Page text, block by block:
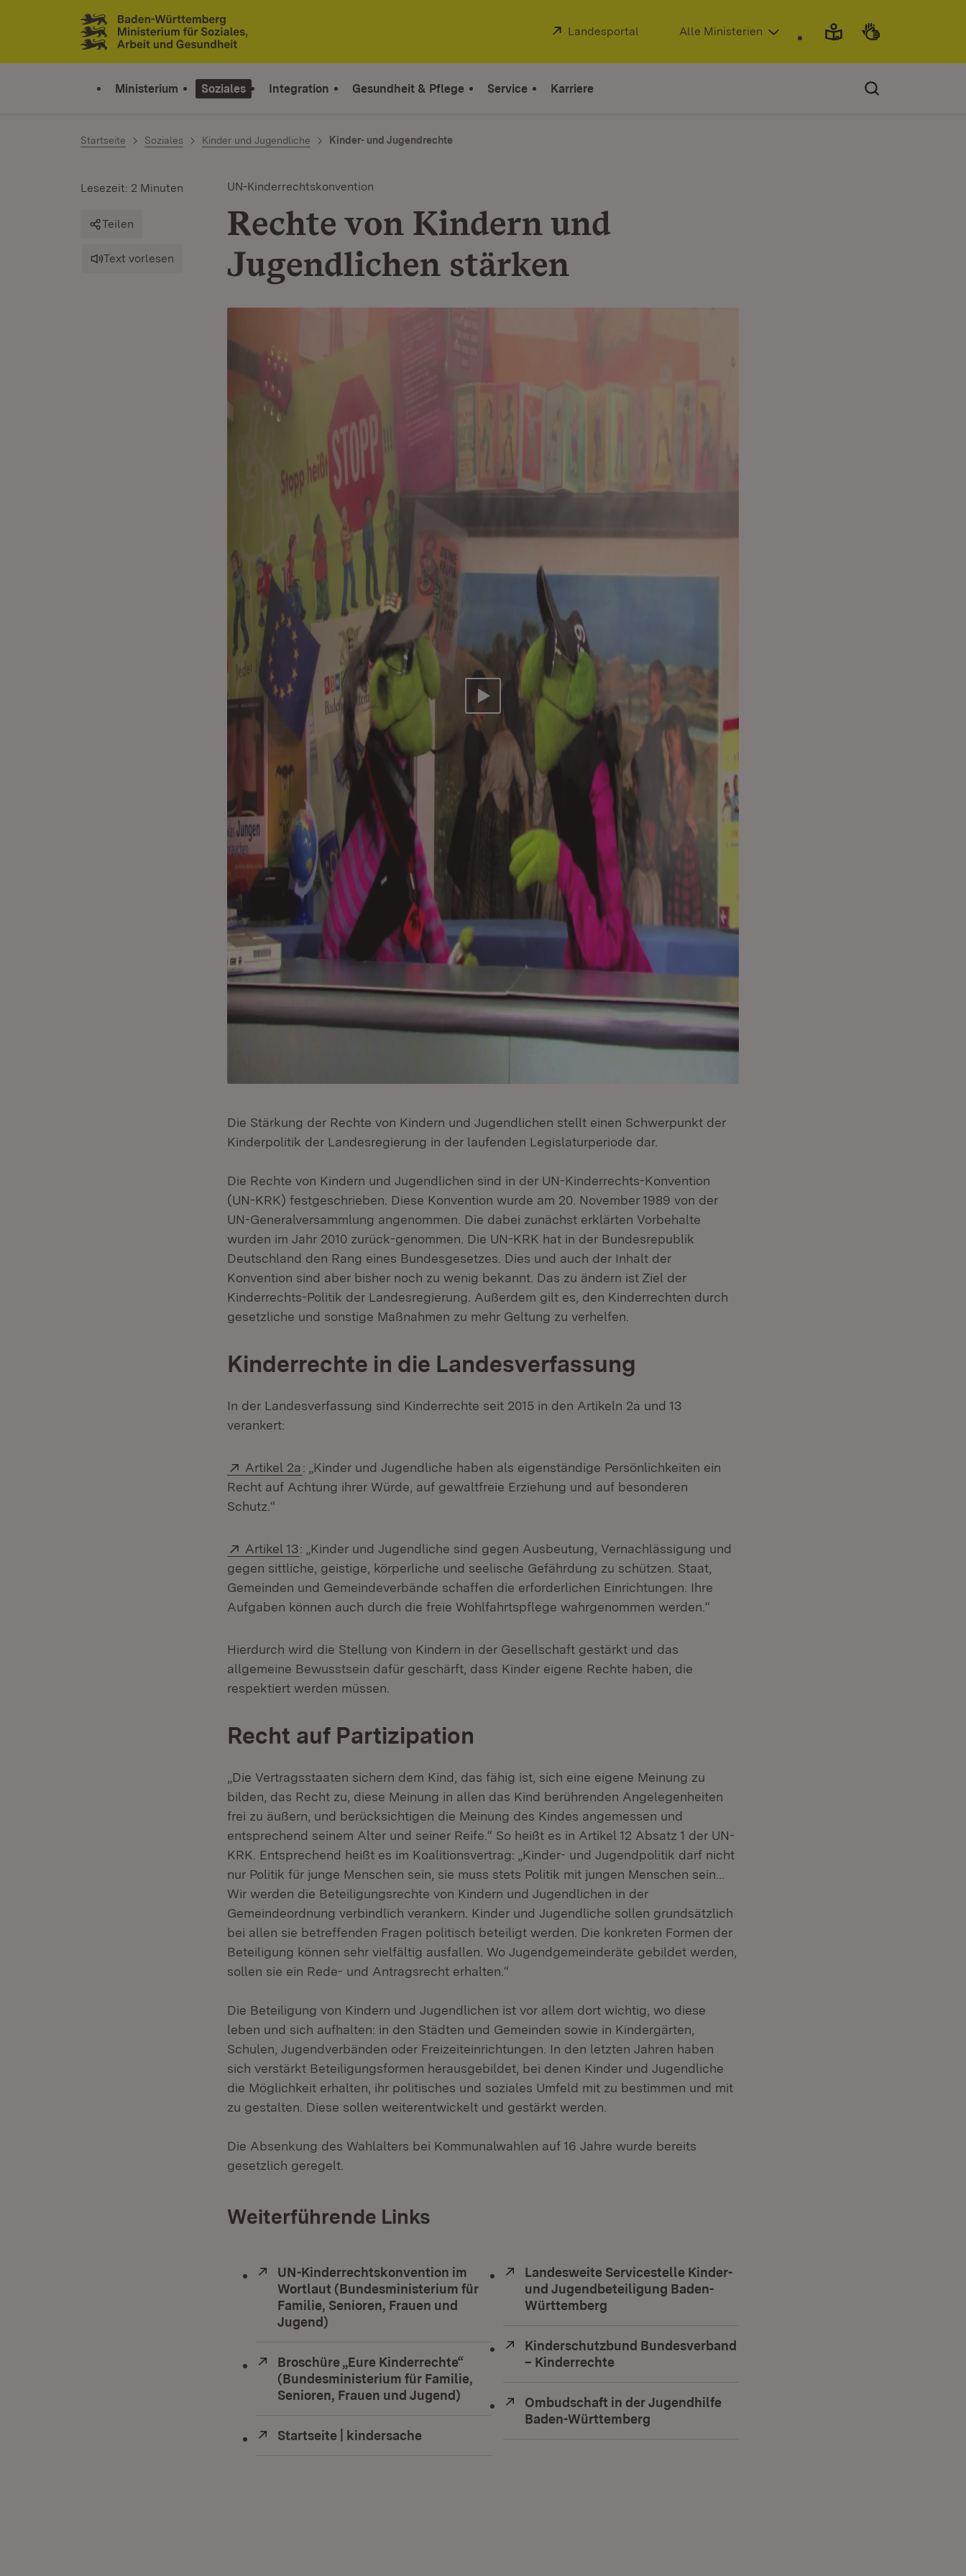
Zum Inhalt springen
Link zur Startseite
Extern:
Landesportal (Öffnet in neuem Fenster)
Alle Ministerien
Ministerium Soziales Integration Gesundheit & Pflege Service Karriere
Startseite Soziales Kinder und Jugendliche Kinder- und Jugendrechte
UN-Kinderrechtskonvention
Rechte von Kindern und
Jugendlichen stärken
Lesezeit: 2 Minuten
Teilen
Text vorlesen
Video abspielen
Die Stärkung der Rechte von Kindern und Jugendlichen stellt einen Schwerpunkt der
Kinderpolitik der Landesregierung in der laufenden Legislaturperiode dar.
Die Rechte von Kindern und Jugendlichen sind in der UN-Kinderrechts-Konvention
(UN-KRK) festgeschrieben. Diese Konvention wurde am 20. November 1989 von der
UN-Generalversammlung angenommen. Die dabei zunächst erklärten Vorbehalte
wurden im Jahr 2010 zurück-genommen. Die UN-KRK hat in der Bundesrepublik
Deutschland den Rang eines Bundesgesetzes. Dies und auch der Inhalt der
Konvention sind aber bisher noch zu wenig bekannt. Das zu ändern ist Ziel der
Kinderrechts-Politik der Landesregierung. Außerdem gilt es, den Kinderrechten durch
gesetzliche und sonstige Maßnahmen zu mehr Geltung zu verhelfen.
Kinderrechte in die Landesverfassung
In der Landesverfassung sind Kinderrechte seit 2015 in den Artikeln 2a und 13
verankert:
Extern:
Artikel 2a(Öffnet in neuem Fenster)
: „Kinder und Jugendliche haben als eigenständige Persönlichkeiten ein
Recht auf Achtung ihrer Würde, auf gewaltfreie Erziehung und auf besonderen
Schutz.“
Extern:
Artikel 13(Öffnet in neuem Fenster)
: „Kinder und Jugendliche sind gegen Ausbeutung, Vernachlässigung und
gegen sittliche, geistige, körperliche und seelische Gefährdung zu schützen. Staat,
Gemeinden und Gemeindeverbände schaffen die erforderlichen Einrichtungen. Ihre
Aufgaben können auch durch die freie Wohlfahrtspflege wahrgenommen werden.“
Hierdurch wird die Stellung von Kindern in der Gesellschaft gestärkt und das
allgemeine Bewusstsein dafür geschärft, dass Kinder eigene Rechte haben, die
respektiert werden müssen.
Recht auf Partizipation
„Die Vertragsstaaten sichern dem Kind, das fähig ist, sich eine eigene Meinung zu
bilden, das Recht zu, diese Meinung in allen das Kind berührenden Angelegenheiten
frei zu äußern, und berücksichtigen die Meinung des Kindes angemessen und
entsprechend seinem Alter und seiner Reife.“ So heißt es in Artikel 12 Absatz 1 der UN-
KRK. Entsprechend heißt es im Koalitionsvertrag: „Kinder- und Jugendpolitik darf nicht
nur Politik für junge Menschen sein, sie muss stets Politik mit jungen Menschen sein…
Wir werden die Beteiligungsrechte von Kindern und Jugendlichen in der
Gemeindeordnung verbindlich verankern. Kinder und Jugendliche sollen grundsätzlich
bei allen sie betreffenden Fragen politisch beteiligt werden. Die konkreten Formen der
Beteiligung können sehr vielfältig ausfallen. Wo Jugendgemeinderäte gebildet werden,
sollen sie ein Rede- und Antragsrecht erhalten.“
Die Beteiligung von Kindern und Jugendlichen ist vor allem dort wichtig, wo diese
leben und sich aufhalten: in den Städten und Gemeinden sowie in Kindergärten,
Schulen, Jugendverbänden oder Freizeiteinrichtungen. In den letzten Jahren haben
sich verstärkt Beteiligungsformen herausgebildet, bei denen Kinder und Jugendliche
die Möglichkeit erhalten, ihr politisches und soziales Umfeld mit zu bestimmen und mit
zu gestalten. Diese sollen weiterentwickelt und gestärkt werden.
Die Absenkung des Wahlalters bei Kommunalwahlen auf 16 Jahre wurde bereits
gesetzlich geregelt.
Weiterführende Links
Extern:
UN-Kinderrechtskonvention im
Wortlaut (Bundesministerium für
Familie, Senioren, Frauen und
Jugend)
Extern:
Broschüre „Eure Kinderrechte“
(Bundesministerium für Familie,
Senioren, Frauen und Jugend) (Öffnet in neuem Fenster)
Extern:
Startseite | kindersache
Extern:
Landesweite Servicestelle Kinder-
und Jugendbeteiligung Baden-
Württemberg
Extern:
Kinderschutzbund Bundesverband
– Kinderrechte
Extern:
Ombudschaft in der Jugendhilfe
Baden-Württemberg